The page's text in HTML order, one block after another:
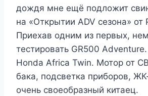
дождя мне ещё подложит
на «Открытии ADV сезона» от
Приехав одним из первых,
тестировать GR500
Honda Africa Twin. Мотор от
бака, подсветка приборов,
очень своеобразный китаец.